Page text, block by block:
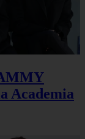
Academia